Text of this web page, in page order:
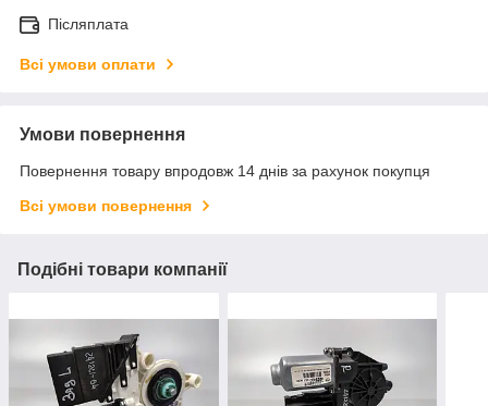
Післяплата
Всі умови оплати
Умови повернення
Повернення товару впродовж 14 днів за рахунок покупця
Всі умови повернення
Подібні товари компанії